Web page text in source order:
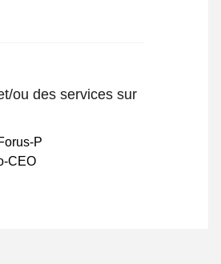
ou des services sur
CEO